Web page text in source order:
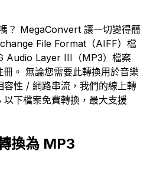
？ MegaConvert 讓一切變得簡
File Format（AIFF）檔
Audio Layer III（MP3）檔案
。 無論您需要此轉換用於音樂
性 / 網路串流，我們的線上轉
下檔案免費轉換，最大支援
換為 MP3